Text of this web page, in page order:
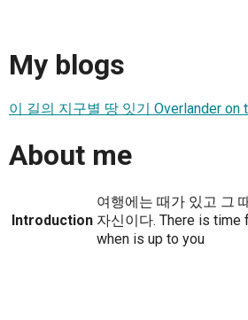
My blogs
이 길의 지구별 땅 잇기 Overlander on
About me
Introduction
여행에는 때가 있고 그
자신이다. There is
when is up to you